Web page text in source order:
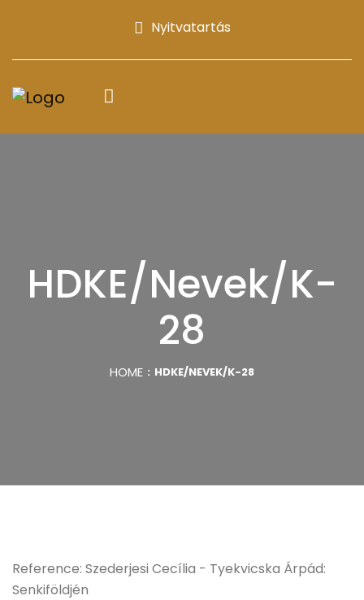
Nyitvatartás
HDKE/Nevek/K-
28
HOME HDKE/NEVEK/K-28
Reference: Szederjesi Cecília - Tyekvicska Árpád:
Senkiföldjén